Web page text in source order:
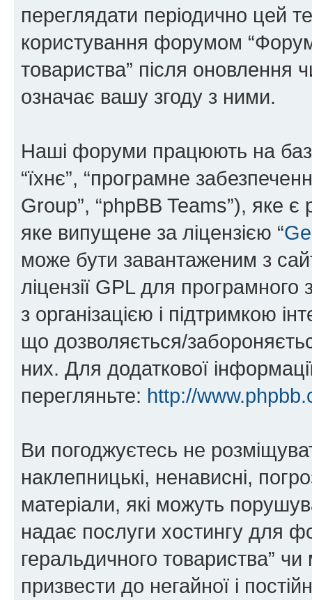
переглядати періодично цей
користування форумом
товариства” після оновлення
означає вашу згоду з ними.
Наші форуми працюють на
“їхнє”, “програмне
Group”, “phpBB Teams”), яке
яке випущене за ліцензією “
може бути завантаженим з
ліцензії GPL для
з організацією і підтримкою
що дозволяється/
них. Для додаткової
перегляньте: http://
Ви погоджуєтесь не
наклепницькі, ненависні,
матеріали, які можуть
надає послуги хостингу для
геральдичного товариства”
призвести до негайної і